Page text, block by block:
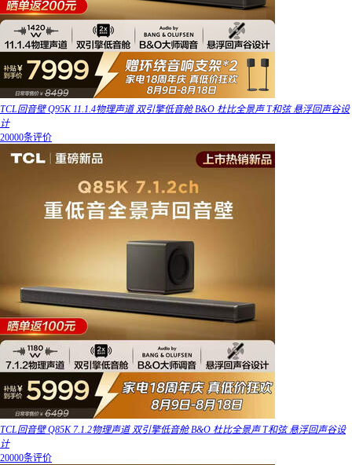
TCL回音壁 Q95K 11.1.4物理声道 双引擎低音舱 B&O 杜比全景声 T和弦 悬浮回声谷设
计
20000条评价
TCL回音壁 Q85K 7.1.2物理声道 双引擎低音舱 B&O 杜比全景声 T和弦 悬浮回声谷设
计
20000条评价